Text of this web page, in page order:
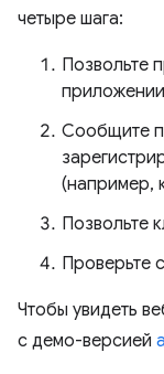
четыре шага:
Позвольте
Сообщите
(например,
Позвольте
Проверьте
Чтобы увидеть
с демо-версией